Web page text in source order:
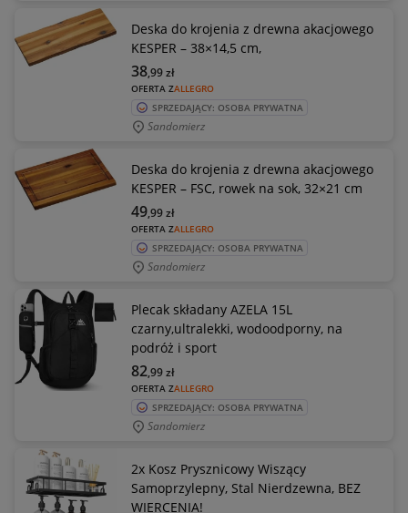
Deska do krojenia z drewna akacjowego
KESPER – 38×14,5 cm,
OFERTA ZALLEGRO
38,99zł
SPRZEDAJĄCY: OSOBA PRYWATNA
Sandomierz
Deska do krojenia z drewna akacjowego
KESPER – FSC, rowek na sok, 32×21 cm
OFERTA ZALLEGRO
49,99zł
SPRZEDAJĄCY: OSOBA PRYWATNA
Sandomierz
Plecak składany AZELA 15L
czarny,ultralekki, wodoodporny, na
podróż i sport
OFERTA ZALLEGRO
82,99zł
SPRZEDAJĄCY: OSOBA PRYWATNA
Sandomierz
2x Kosz Prysznicowy Wiszący
Samoprzylepny, Stal Nierdzewna, BEZ
WIERCENIA!